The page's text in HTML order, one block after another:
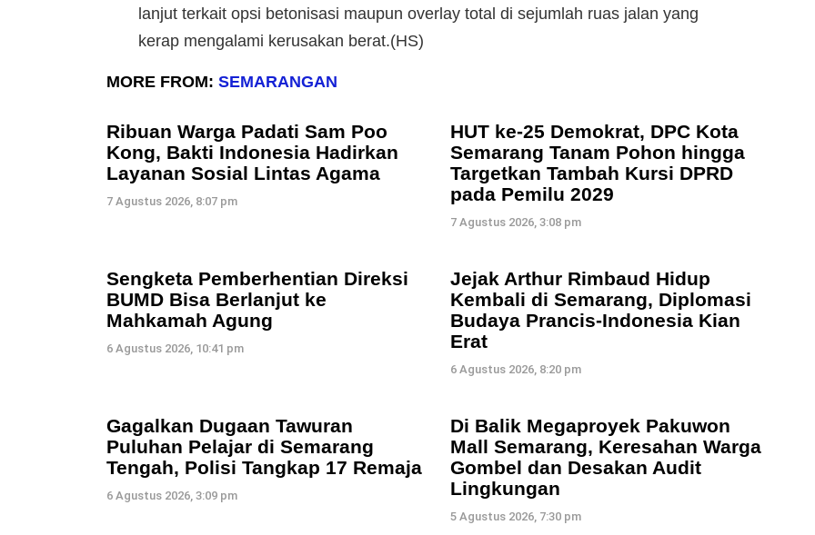
lanjut terkait opsi betonisasi maupun overlay total di sejumlah ruas jalan yang
kerap mengalami kerusakan berat.(HS)
MORE FROM: SEMARANGAN
Ribuan Warga Padati Sam Poo
Kong, Bakti Indonesia Hadirkan
Layanan Sosial Lintas Agama
7 Agustus 2026, 8:07 pm
HUT ke-25 Demokrat, DPC Kota
Semarang Tanam Pohon hingga
Targetkan Tambah Kursi DPRD
pada Pemilu 2029
7 Agustus 2026, 3:08 pm
Sengketa Pemberhentian Direksi
BUMD Bisa Berlanjut ke
Mahkamah Agung
6 Agustus 2026, 10:41 pm
Jejak Arthur Rimbaud Hidup
Kembali di Semarang, Diplomasi
Budaya Prancis-Indonesia Kian
Erat
6 Agustus 2026, 8:20 pm
Gagalkan Dugaan Tawuran
Puluhan Pelajar di Semarang
Tengah, Polisi Tangkap 17 Remaja
6 Agustus 2026, 3:09 pm
Di Balik Megaproyek Pakuwon
Mall Semarang, Keresahan Warga
Gombel dan Desakan Audit
Lingkungan
5 Agustus 2026, 7:30 pm